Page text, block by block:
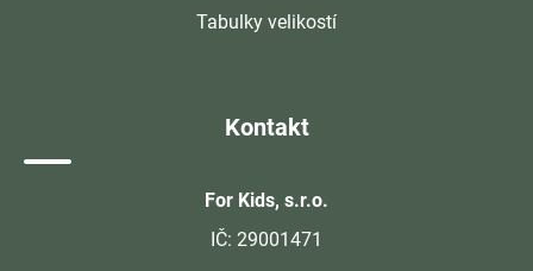
Tabulky velikostí
Kontakt
For Kids, s.r.o.
IČ: 29001471